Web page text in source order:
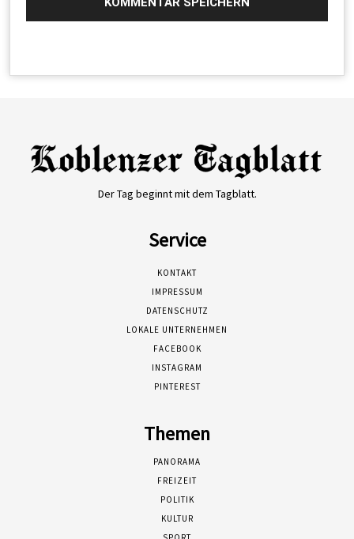
Der Tag beginnt mit dem Tagblatt.
Service
KONTAKT
IMPRESSUM
DATENSCHUTZ
LOKALE UNTERNEHMEN
FACEBOOK
INSTAGRAM
PINTEREST
Themen
PANORAMA
FREIZEIT
POLITIK
KULTUR